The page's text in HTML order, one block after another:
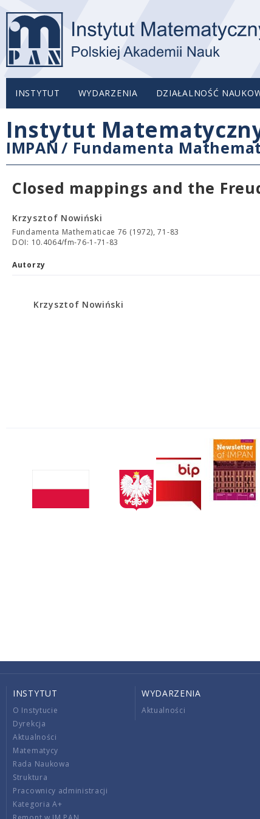
INSTYTUT WYDARZENIA DZIAŁALNOŚĆ
Instytut
IMPAN / Fundamenta
Closed mappings and the
Krzysztof Nowiński
Fundamenta Mathematicae 76 (1972), 71-83
DOI: 10.4064/fm-76-1-71-83
Autorzy
Krzysztof Nowiński
INSTYTUT
O Instytucie
Dyrekcja
Aktualności
Matematycy
Rada Naukowa
Struktura
Pracownicy administracji
Kategoria A+
WYDARZENIA
Aktualności